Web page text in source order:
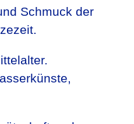
Schmuck der